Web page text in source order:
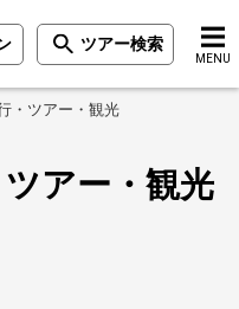
ツアー検索
MENU
・ツアー・観光
アー・観光